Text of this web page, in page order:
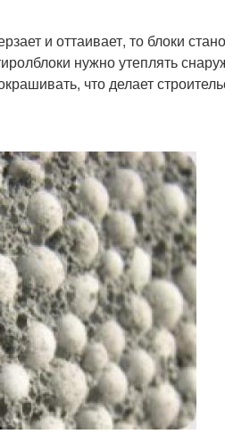
и оттаивает, то блоки
нужно утеплять
что делает